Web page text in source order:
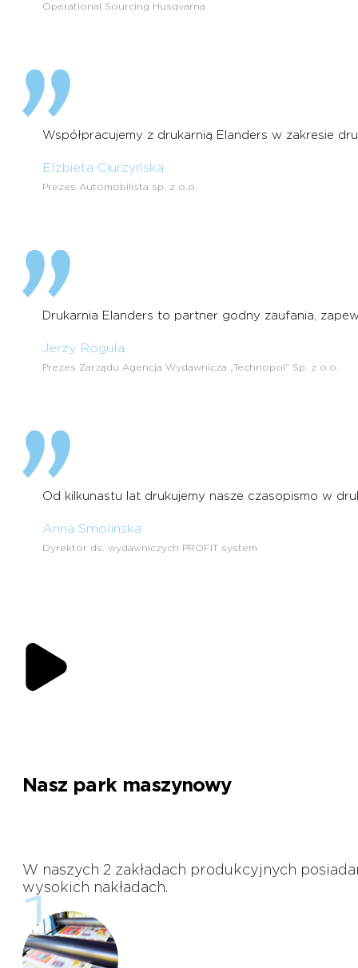
Operational Sourcing Husqvarna
Współpracujemy z drukarnią Elanders w zakresie
Elżbieta Ciurzyńska
Prezes Automobilista sp. z o.o.
Drukarnia Elanders to partner godny zaufania,
Jerzy Rogula
Prezes Zarządu Agencja Wydawnicza „Technopol” Sp. z o.o.
Od kilkunastu lat drukujemy nasze czasopismo w
Anna Smolińska
Dyrektor ds. wydawniczych PROFIT system
Nasz park maszynowy
W naszych 2 zakładach produkcyjnych
wysokich nakładach.
1